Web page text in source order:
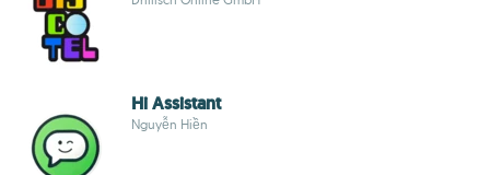
Hi Assistant
Nguyễn Hiền